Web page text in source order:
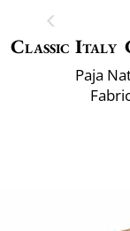
Classic Italy
Paja